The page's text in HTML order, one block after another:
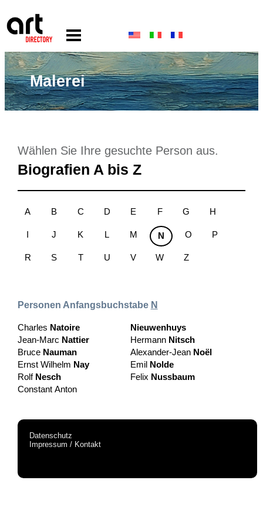
Malerei
Wählen Sie Ihre gesuchte Person aus.
Biografien A bis Z
A B C D E F G H
I J K L M N O P
R S T U V W Z
Personen Anfangsbuchstabe N
Charles Natoire
Jean-Marc Nattier
Bruce Nauman
Ernst Wilhelm Nay
Rolf Nesch
Constant Anton
Nieuwenhuys
Hermann Nitsch
Alexander-Jean Noël
Emil Nolde
Felix Nussbaum
Datenschutz
Impressum / Kontakt